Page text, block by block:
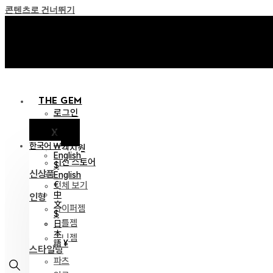
콘텐츠로 건너뛰기
THE GEM
로그인
X공지
고객지원
이전 스토어
신상품
전체 보기
인형
하이퍼젬
리틀젬
티니젬
스타일링
파츠
한국어 ￦
English
$
English
€
中
文
$
日
本
語 ¥